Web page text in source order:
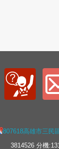
807618高雄市三民
3814526 分機